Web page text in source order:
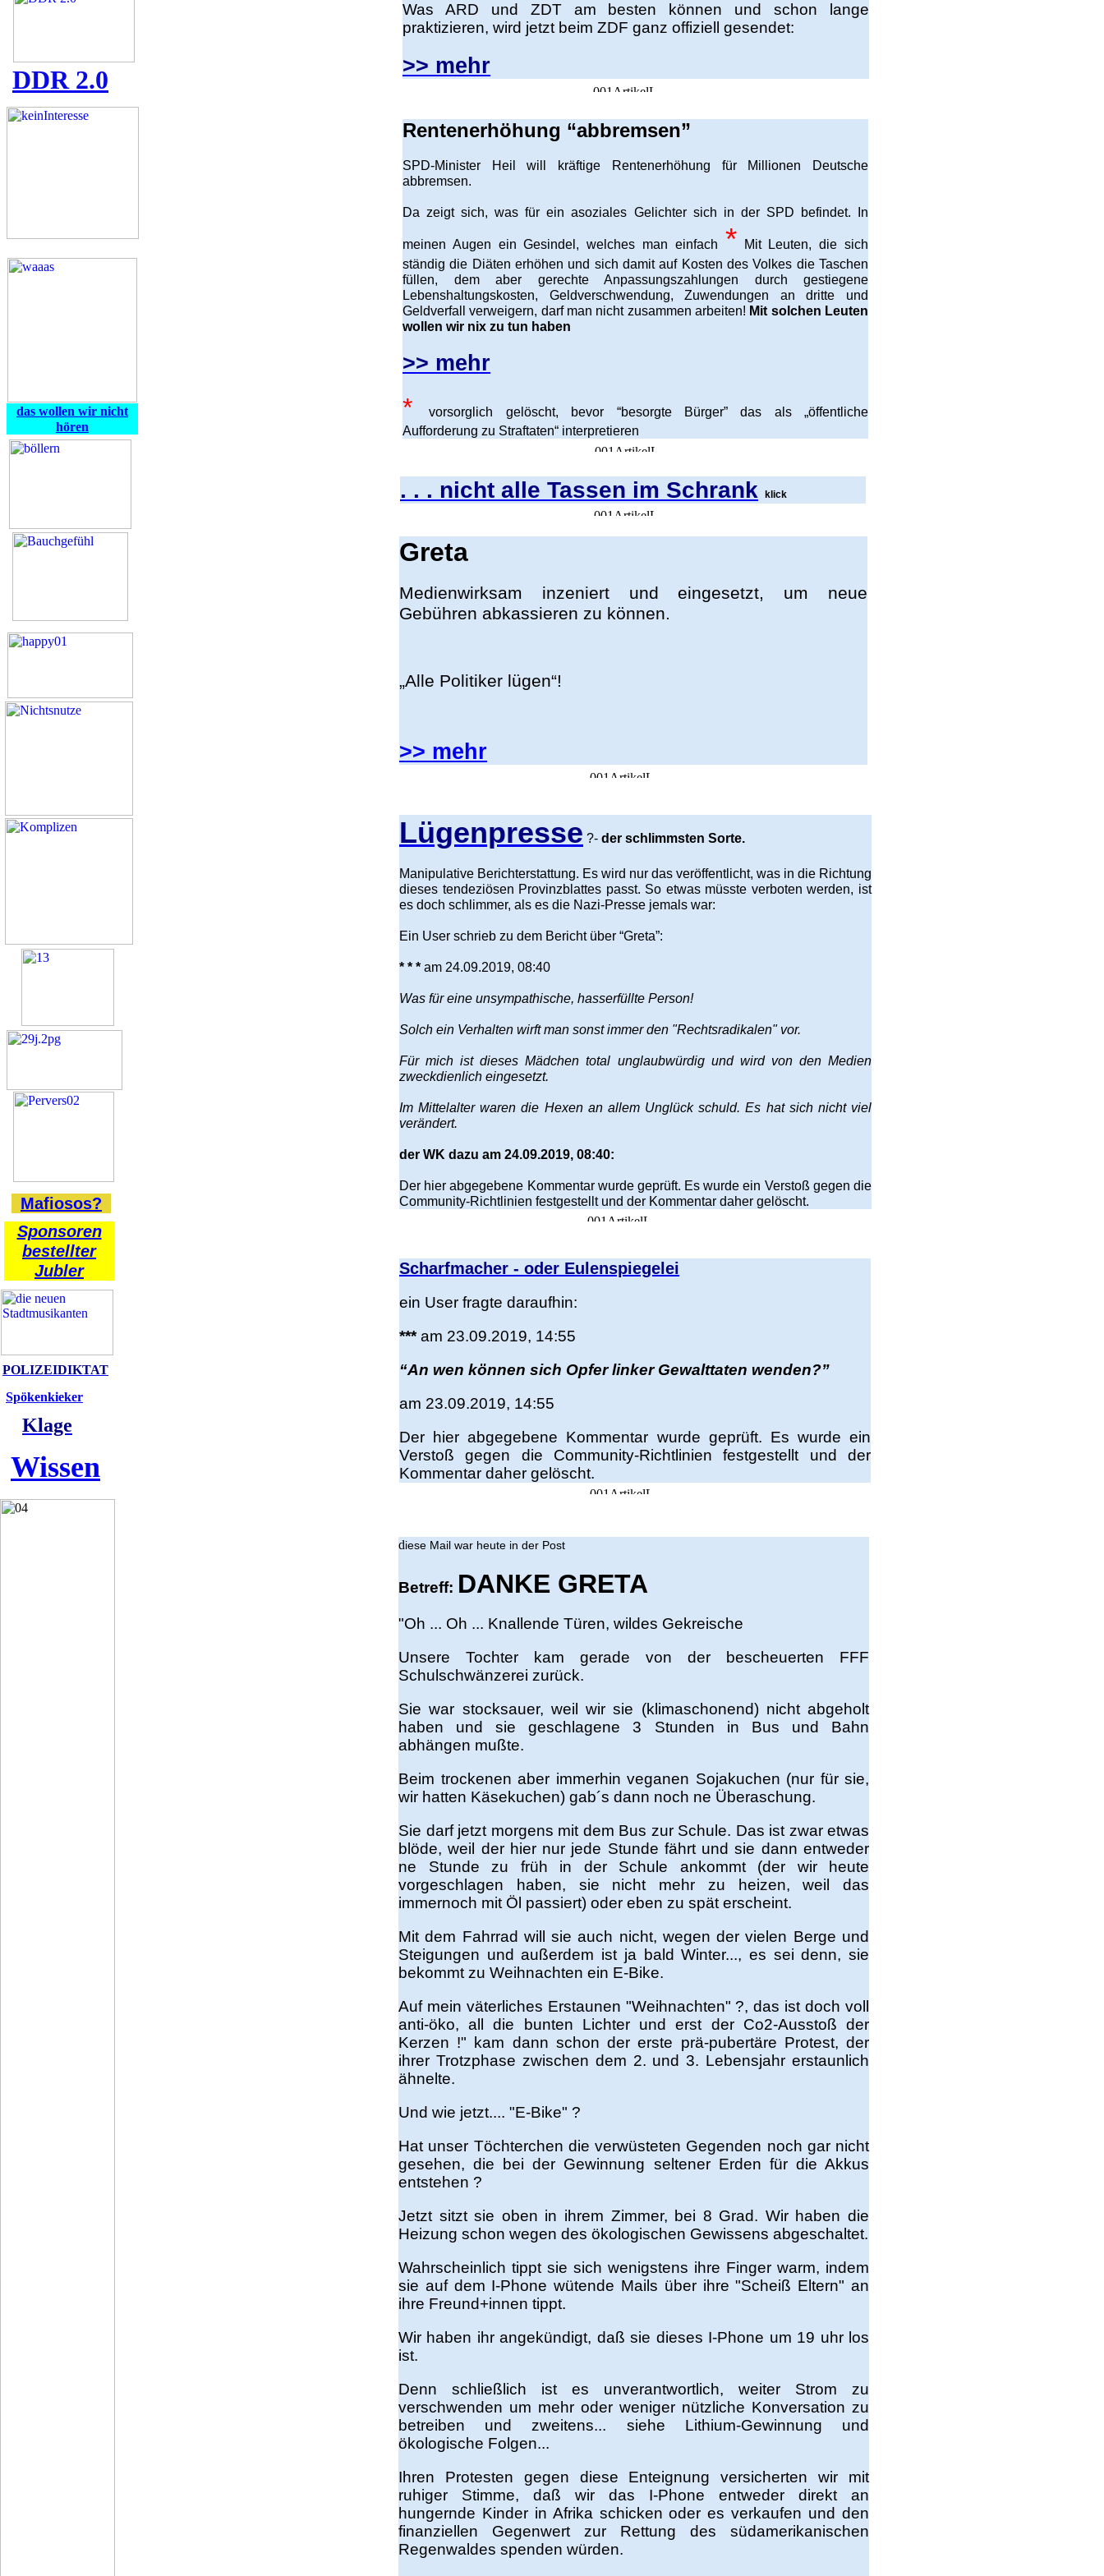
DDR 2.0
das wollen wir nicht
hören
Mafiosos?
Sponsoren
bestellter
Jubler
POLIZEIDIKTAT
Spökenkieker
Klage
Wissen
Was ARD und ZDT am besten können und schon lange
praktizieren, wird jetzt beim ZDF ganz offiziell gesendet:
>> mehr
Rentenerhöhung “abbremsen”
SPD-Minister Heil will kräftige Rentenerhöhung für Millionen Deutsche
abbremsen.
Da zeigt sich, was für ein asoziales Gelichter sich in der SPD befindet. In
meinen Augen ein Gesindel, welches man einfach * Mit Leuten, die sich
ständig die Diäten erhöhen und sich damit auf Kosten des Volkes die Taschen
füllen, dem aber gerechte Anpassungszahlungen durch gestiegene
Lebenshaltungskosten, Geldverschwendung, Zuwendungen an dritte und
Geldverfall verweigern, darf man nicht zusammen arbeiten! Mit solchen Leuten
wollen wir nix zu tun haben
>> mehr
*vorsorglich gelöscht, bevor “besorgte Bürger” das als „öffentliche
Aufforderung zu Straftaten“ interpretieren
. . . nicht alle Tassen im Schrank klick
Greta
Medienwirksam inzeniert und eingesetzt, um neue
Gebühren abkassieren zu können.
„Alle Politiker lügen“!
>> mehr
Lügenpresse ?- der schlimmsten Sorte.
Manipulative Berichterstattung. Es wird nur das veröffentlicht, was in die Richtung
dieses tendeziösen Provinzblattes passt. So etwas müsste verboten werden, ist
es doch schlimmer, als es die Nazi-Presse jemals war:
Ein User schrieb zu dem Bericht über “Greta”:
* * * am 24.09.2019, 08:40
Was für eine unsympathische, hasserfüllte Person!
Solch ein Verhalten wirft man sonst immer den "Rechtsradikalen" vor.
Für mich ist dieses Mädchen total unglaubwürdig und wird von den Medien
zweckdienlich eingesetzt.
Im Mittelalter waren die Hexen an allem Unglück schuld. Es hat sich nicht viel
verändert.
der WK dazu am 24.09.2019, 08:40:
Der hier abgegebene Kommentar wurde geprüft. Es wurde ein Verstoß gegen die
Community-Richtlinien festgestellt und der Kommentar daher gelöscht.
Scharfmacher - oder Eulenspiegelei
ein User fragte daraufhin:
***am 23.09.2019, 14:55
“An wen können sich Opfer linker Gewalttaten wenden?”
am 23.09.2019, 14:55
Der hier abgegebene Kommentar wurde geprüft. Es wurde ein
Verstoß gegen die Community-Richtlinien festgestellt und der
Kommentar daher gelöscht.
diese Mail war heute in der Post
Betreff: DANKE GRETA
"Oh ... Oh ... Knallende Türen, wildes Gekreische
Unsere Tochter kam gerade von der bescheuerten FFF
Schulschwänzerei zurück.
Sie war stocksauer, weil wir sie (klimaschonend) nicht abgeholt
haben und sie geschlagene 3 Stunden in Bus und Bahn
abhängen mußte.
Beim trockenen aber immerhin veganen Sojakuchen (nur für sie,
wir hatten Käsekuchen) gab´s dann noch ne Überaschung.
Sie darf jetzt morgens mit dem Bus zur Schule. Das ist zwar etwas
blöde, weil der hier nur jede Stunde fährt und sie dann entweder
ne Stunde zu früh in der Schule ankommt (der wir heute
vorgeschlagen haben, sie nicht mehr zu heizen, weil das
immernoch mit Öl passiert) oder eben zu spät erscheint.
Mit dem Fahrrad will sie auch nicht, wegen der vielen Berge und
Steigungen und außerdem ist ja bald Winter..., es sei denn, sie
bekommt zu Weihnachten ein E-Bike.
Auf mein väterliches Erstaunen "Weihnachten" ?, das ist doch voll
anti-öko, all die bunten Lichter und erst der Co2-Ausstoß der
Kerzen !" kam dann schon der erste prä-pubertäre Protest, der
ihrer Trotzphase zwischen dem 2. und 3. Lebensjahr erstaunlich
ähnelte.
Und wie jetzt.... "E-Bike" ?
Hat unser Töchterchen die verwüsteten Gegenden noch gar nicht
gesehen, die bei der Gewinnung seltener Erden für die Akkus
entstehen ?
Jetzt sitzt sie oben in ihrem Zimmer, bei 8 Grad. Wir haben die
Heizung schon wegen des ökologischen Gewissens abgeschaltet.
Wahrscheinlich tippt sie sich wenigstens ihre Finger warm, indem
sie auf dem I-Phone wütende Mails über ihre "Scheiß Eltern" an
ihre Freund+innen tippt.
Wir haben ihr angekündigt, daß sie dieses I-Phone um 19 uhr los
ist.
Denn schließlich ist es unverantwortlich, weiter Strom zu
verschwenden um mehr oder weniger nützliche Konversation zu
betreiben und zweitens... siehe Lithium-Gewinnung und
ökologische Folgen...
Ihren Protesten gegen diese Enteignung versicherten wir mit
ruhiger Stimme, daß wir das I-Phone entweder direkt an
hungernde Kinder in Afrika schicken oder es verkaufen und den
finanziellen Gegenwert zur Rettung des südamerikanischen
Regenwaldes spenden würden.